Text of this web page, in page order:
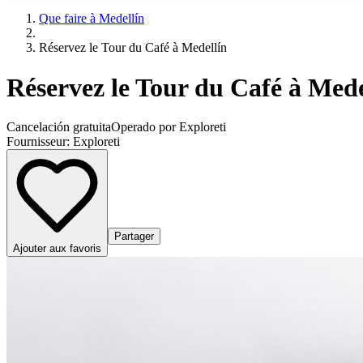
Que faire à Medellín
Réservez le Tour du Café à Medellín
Réservez le Tour du Café à
Cancelación gratuitaOperado por Exploreti
Fournisseur: Exploreti
Ajouter aux favoris
Partager